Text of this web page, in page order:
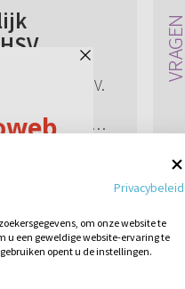
van de HSV.
die ik echt
Privacybeleid
om onze website te
u een geweldige website-ervaring te
opent u de instellingen.